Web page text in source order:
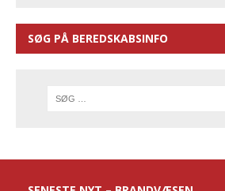
SØG PÅ BEREDSKABSINFO